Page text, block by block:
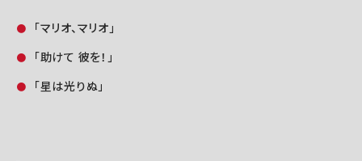
「マリオ、マリオ」
「助けて 彼を！」
「星は光りぬ」